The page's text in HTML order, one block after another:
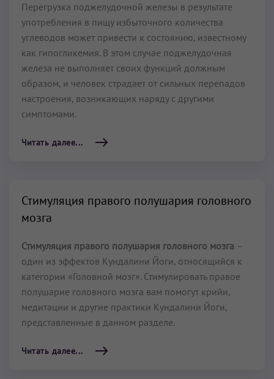
Перегрузка поджелудочной железы в результате
употребления в пищу избыточного количества
углеводов может привести к состоянию, известному
как гипогликемия. В этом случае поджелудочная
железа не выполняет своих функций должным
образом, и человек страдает от сильных перепадов
настроения, возникающих наряду с другими
симптомами.
Читать далее...
Стимуляция правого полушария головного
мозга
Стимуляция правого полушария головного мозга –
один из эффектов Кундалини Йоги, относящийся к
категории «Головной мозг». Стимулировать правое
полушарие головного мозга вам помогут крийи,
медитации и другие практики Кундалини Йоги,
представленные в данном разделе.
Читать далее...